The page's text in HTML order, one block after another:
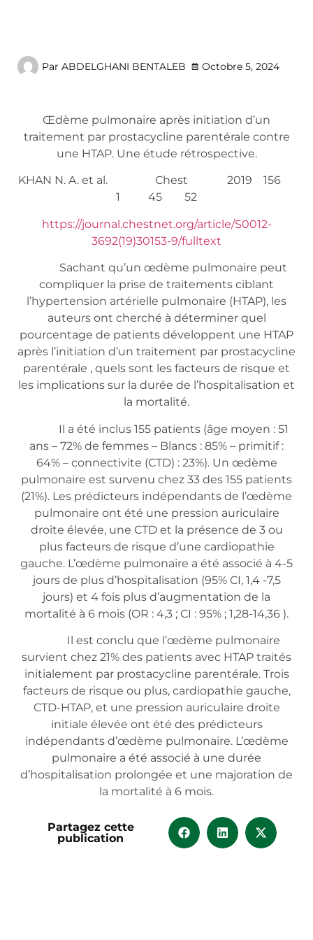
Par ABDELGHANI BENTALEB Octobre 5, 2024
Œdème pulmonaire après initiation d’un
traitement par prostacycline parentérale contre
une HTAP. Une étude rétrospective.
KHAN N. A. et al. Chest 2019 156
1 45 52
https://journal.chestnet.org/article/S0012-
3692(19)30153-9/fulltext
Sachant qu’un œdème pulmonaire peut
compliquer la prise de traitements ciblant
l’hypertension artérielle pulmonaire (HTAP), les
auteurs ont cherché à déterminer quel
pourcentage de patients développent une HTAP
après l’initiation d’un traitement par prostacycline
parentérale , quels sont les facteurs de risque et
les implications sur la durée de l’hospitalisation et
la mortalité.
Il a été inclus 155 patients (âge moyen : 51
ans – 72% de femmes – Blancs : 85% – primitif :
64% – connectivite (CTD) : 23%). Un œdème
pulmonaire est survenu chez 33 des 155 patients
(21%). Les prédicteurs indépendants de l’œdème
pulmonaire ont été une pression auriculaire
droite élevée, une CTD et la présence de 3 ou
plus facteurs de risque d’une cardiopathie
gauche. L’œdème pulmonaire a été associé à 4-5
jours de plus d’hospitalisation (95% CI, 1,4 -7,5
jours) et 4 fois plus d’augmentation de la
mortalité à 6 mois (OR : 4,3 ; CI : 95% ; 1,28-14,36 ).
Il est conclu que l’œdème pulmonaire
survient chez 21% des patients avec HTAP traités
initialement par prostacycline parentérale. Trois
facteurs de risque ou plus, cardiopathie gauche,
CTD-HTAP, et une pression auriculaire droite
initiale élevée ont été des prédicteurs
indépendants d’œdème pulmonaire. L’œdème
pulmonaire a été associé à une durée
d’hospitalisation prolongée et une majoration de
la mortalité à 6 mois.
Partagez cette
publication